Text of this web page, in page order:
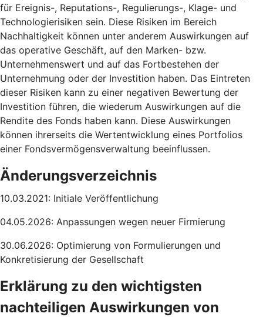
für Ereignis-, Reputations-, Regulierungs-, Klage- und
Technologierisiken sein. Diese Risiken im Bereich
Nachhaltigkeit können unter anderem Auswirkungen auf
das operative Geschäft, auf den Marken- bzw.
Unternehmenswert und auf das Fortbestehen der
Unternehmung oder der Investition haben. Das Eintreten
dieser Risiken kann zu einer negativen Bewertung der
Investition führen, die wiederum Auswirkungen auf die
Rendite des Fonds haben kann. Diese Auswirkungen
können ihrerseits die Wertentwicklung eines Portfolios
einer Fondsvermögensverwaltung beeinflussen.
Änderungsverzeichnis
10.03.2021: Initiale Veröffentlichung
04.05.2026: Anpassungen wegen neuer Firmierung
30.06.2026: Optimierung von Formulierungen und
Konkretisierung der Gesellschaft
Erklärung zu den wichtigsten
nachteiligen Auswirkungen von